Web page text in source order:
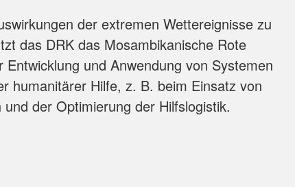
der extremen Wettereignisse zu
das DRK das Mosambikanische Rote
Entwicklung und Anwendung von Systemen
humanitärer Hilfe, z. B. beim Einsatz von
der Optimierung der Hilfslogistik.